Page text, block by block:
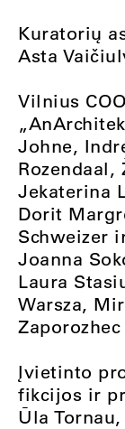
Kuratorių
Asta
Vilnius
Johne,
Rozendaal,
Jekaterina
Dorit
Schweizer
Joanna
Laura
Warsza,
Zaporozhec
Įvietinto
fikcijos ir
Ūla